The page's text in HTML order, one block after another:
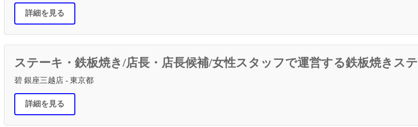
詳細を見る
ステーキ・鉄板焼き/店長・店長候補/女性スタッフで運営する鉄板焼きス
碧 銀座三越店 - 東京都
詳細を見る